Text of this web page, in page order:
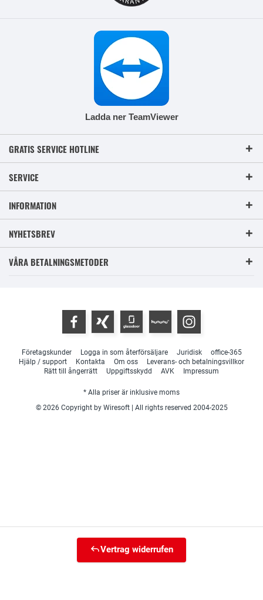
Ladda ner TeamViewer
GRATIS SERVICE HOTLINE
SERVICE
INFORMATION
NYHETSBREV
VÅRA BETALNINGSMETODER
Företagskunder Logga in som återförsäljare Juridisk
office-365
Hjälp / support
Kontakta Om oss
Leverans- och betalningsvillkor
Rätt till ångerrätt
Uppgiftsskydd AVK Impressum
* Alla priser är inklusive moms
© 2026 Copyright by Wiresoft | All rights reserved 2004-2025
Vertrag widerrufen